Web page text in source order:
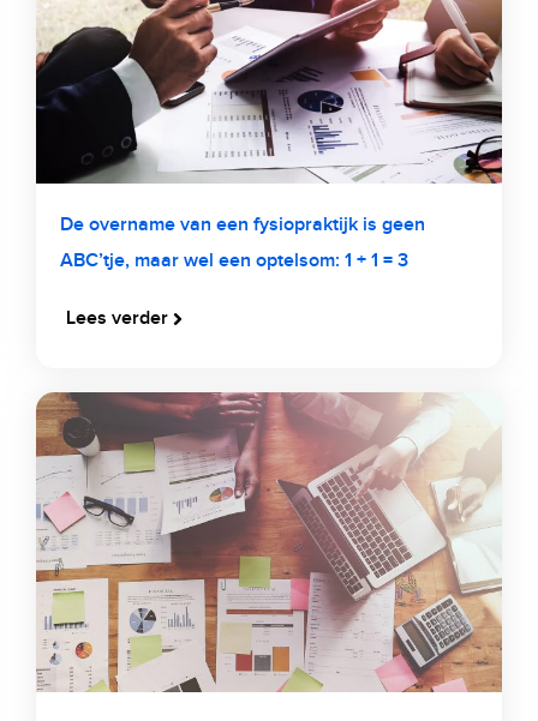
De overname van een fysiopraktijk is geen
ABC’tje, maar wel een optelsom: 1 + 1 = 3
Lees verder